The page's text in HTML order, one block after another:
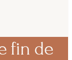
fin de